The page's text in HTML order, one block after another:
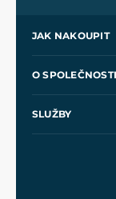
JAK NAKOUPIT
Velkoobchod
O SPOLEČNOSTI
SLUŽBY
Meče pro